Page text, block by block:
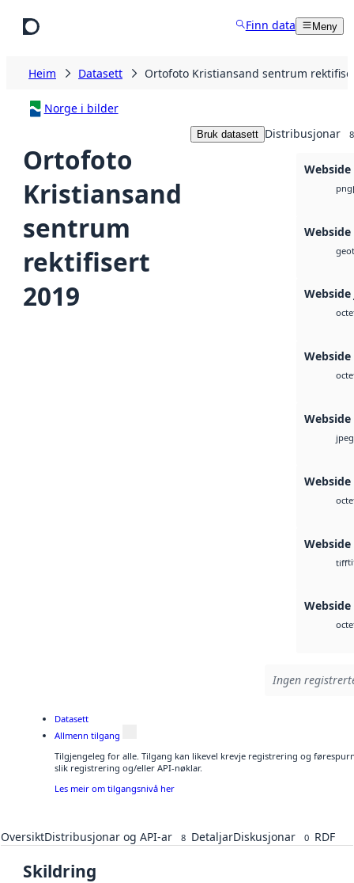
Finn data Meny
Heim Datasett Ortofoto Kristiansand sentrum
Norge i bilder
Ortofoto
Kristiansand
sentrum
rektifisert
2019
Bruk datasett Distribusjonar 8
Webside
png
Webside
Webside
Webside
Webside
jpeg
Webside
Webside
tiff
Webside
Ingen
Datasett
Allmenn tilgang
Tilgjengeleg for alle. Tilgang kan likevel krevje registrering og
slik registrering og/eller API-nøklar.
Les meir om tilgangsnivå her
OversiktDistribusjonar og API-ar 8 DetaljarDiskusjonar 0 RDF
Skildring